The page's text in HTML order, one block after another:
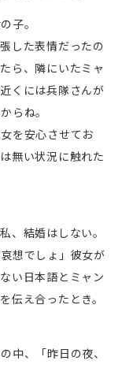
子。
した表情だったの
ら、隣にいたミャ
くには兵隊さんが
らね。
を安心させてお
無い状況に触れた
、結婚はしない。
想でしょ」彼女が
い日本語とミャン
伝え合ったとき。
中、「昨日の夜、